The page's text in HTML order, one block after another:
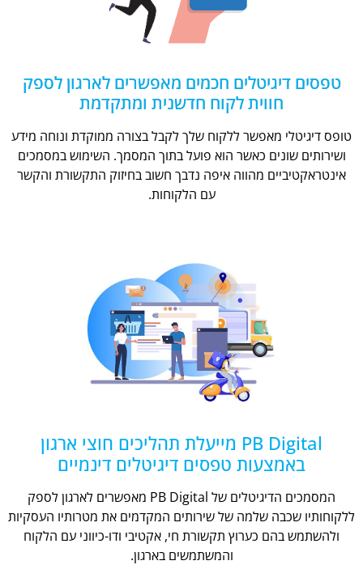
טפסים דיגיטלים חכמים מאפשרים לארגון לספק
חווית לקוח חדשנית ומתקדמת
טופס דיגיטלי מאפשר ללקוח שלך לקבל בצורה ממוקדת ונוחה מידע
ושירותים שונים כאשר הוא פועל בתוך המסמך. השימוש במסמכים
אינטראקטיביים מהווה איפה נדבך חשוב בחיזוק התקשורת והקשר
עם הלקוחות.
PB Digital מייעלת תהליכים חוצי ארגון
באמצעות טפסים דיגיטלים דינמיים
המסמכים הדיגיטלים של PB Digital מאפשרים לארגון לספק
ללקוחותיו שכבה שלמה של שירותים המקדמים את מטרותיו העסקיות
ולהשתמש בהם כערוץ תקשורת חי, אקטיבי ודו-כיווני עם הלקוח
והמשתמשים בארגון.